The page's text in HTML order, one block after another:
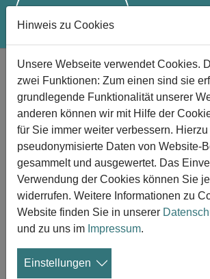
Ausstellung "Was vom
Fotografien von Tina Ruisinger
Sepulkralmuseum Kassel
27.11.2023
Die Fotografien von Tina Ruisinger
was vom menschlichen Körper nach
Kremation übrigbleibt. Es sind sensible
Aufnahmen von 50 menschlichen Aschen
Lebzeiten meist einen medizinischen
Hinweis zu Cookies
Unsere Webseite verwendet Cookies.
zwei Funktionen: Zum einen sind sie
grundlegende Funktionalität unserer
anderen können wir mit Hilfe der
für Sie immer weiter verbessern.
pseudonymisierte Daten von Website-
gesammelt und ausgewertet. Das
Verwendung der Cookies können Sie
widerrufen. Weitere Informationen zu
Website finden Sie in unserer
und zu uns im Impressum.
Einstellungen